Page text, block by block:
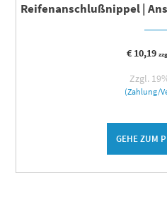
Reifenanschlußnippel |
€10,19
Zzgl.
(Zahlung/
GEHE ZUM